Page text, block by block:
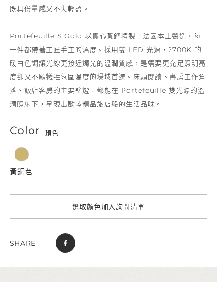
既具份量感又不失輕盈。
Portefeuille S Gold 以實心黃銅精製，法國本土製造，每
一件都帶著工匠手工的溫度。採用雙 LED 光源，2700K 的
暖白色調讓光線更接近燭光的溫潤質感，是需要更充足照明亮
度卻又不願犧牲氛圍溫度的場域首選。床頭閱讀、書房工作角
落、飯店客房的主要壁燈，都能在 Portefeuille 雙光源的溫
潤照射下，呈現出歐陸精品旅店般的生活品味。
Color 顏色
黃銅色
選取顏色加入詢問清單
SHARE